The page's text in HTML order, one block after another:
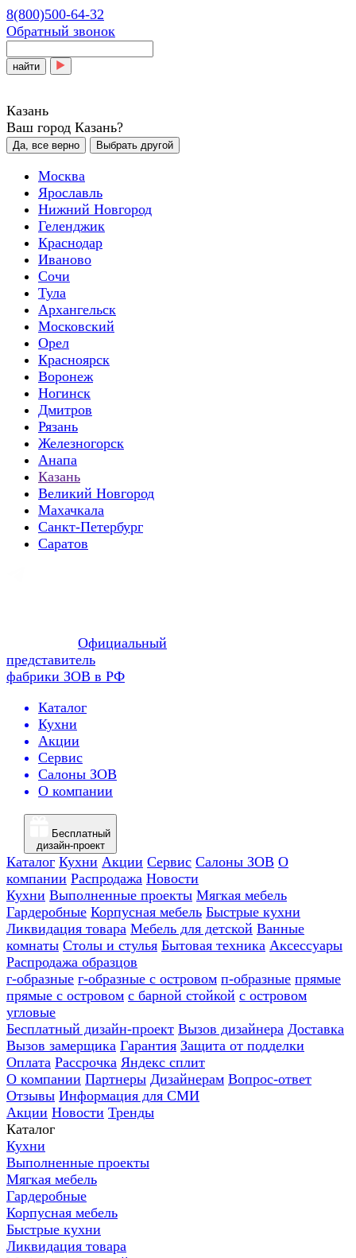
8(800)500-64-32
Обратный звонок
найти
Казань
Ваш город Казань?
Да, все верно Выбрать другой
Москва
Ярославль
Нижний Новгород
Геленджик
Краснодар
Иваново
Сочи
Тула
Архангельск
Московский
Орел
Красноярск
Воронеж
Ногинск
Дмитров
Рязань
Железногорск
Анапа
Казань
Великий Новгород
Махачкала
Санкт-Петербург
Саратов
Официальный
представитель
фабрики ЗОВ в РФ
Каталог
Кухни
Акции
Сервис
Салоны ЗОВ
О компании
Бесплатный
дизайн-проект
Каталог Кухни Акции Сервис Салоны ЗОВ О
компании Распродажа Новости
Кухни Выполненные проекты Мягкая мебель
Гардеробные Корпусная мебель Быстрые кухни
Ликвидация товара Мебель для детской Ванные
комнаты Столы и стулья Бытовая техника Аксессуары
Распродажа образцов
г-образные г-образные с островом п-образные прямые
прямые с островом с барной стойкой с островом
угловые
Бесплатный дизайн-проект Вызов дизайнера Доставка
Вызов замерщика Гарантия Защита от подделки
Оплата Рассрочка Яндекс сплит
О компании Партнеры Дизайнерам Вопрос-ответ
Отзывы Информация для СМИ
Акции Новости Тренды
Каталог
Кухни
Выполненные проекты
Мягкая мебель
Гардеробные
Корпусная мебель
Быстрые кухни
Ликвидация товара